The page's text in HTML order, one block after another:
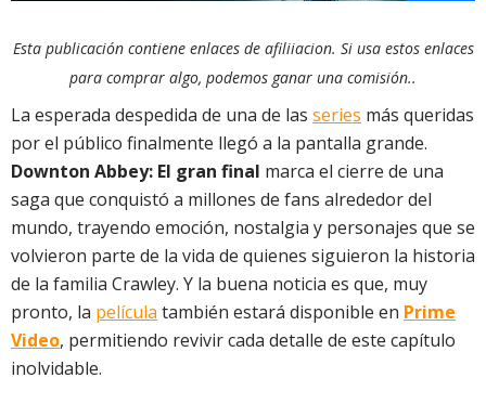
Esta publicación contiene enlaces de afiliiacion. Si usa estos enlaces
para comprar algo, podemos ganar una comisión..
La esperada despedida de una de las series más queridas
por el público finalmente llegó a la pantalla grande.
Downton Abbey: El gran final marca el cierre de una
saga que conquistó a millones de fans alrededor del
mundo, trayendo emoción, nostalgia y personajes que se
volvieron parte de la vida de quienes siguieron la historia
de la familia Crawley. Y la buena noticia es que, muy
pronto, la película también estará disponible en Prime
Video, permitiendo revivir cada detalle de este capítulo
inolvidable.